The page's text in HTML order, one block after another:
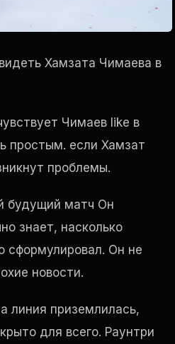
Хамзата Чимаева в
Чимаев like в
простым. если Хамзат
проблемы.
будущий матч Он
знает, насколько
сформулировал. Он не
новости.
линия приземлилась,
для всего. Раунтри